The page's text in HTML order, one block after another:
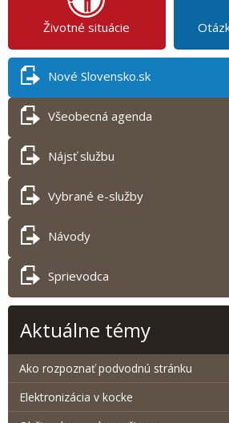
Životné situácie
Nové Slovensko.sk
Všeobecná agenda
Nájsť službu
Vybrané e-služby
Návody
Sprievodca
Aktuálne témy
Ako rozpoznať podvodnú stránku
Elektronizácia v kocke